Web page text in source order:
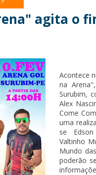
agita o
Acontece
na
Surubim,
Alex
Come
uma
se
Valtinho
Mundo
poderão